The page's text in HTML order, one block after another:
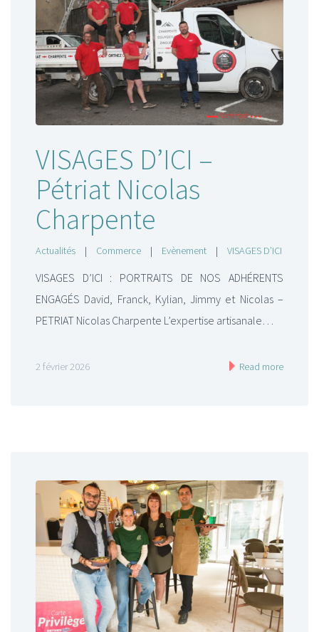
VISAGES D’ICI –
Pétriat Nicolas
Charpente
Actualités | Commerce | Evènement | VISAGES D’ICI
VISAGES D’ICI : PORTRAITS DE NOS ADHÉRENTS
ENGAGÉS David, Franck, Kylian, Jimmy et Nicolas –
PETRIAT Nicolas Charpente L’expertise artisanale…
2 février 2026 Read more